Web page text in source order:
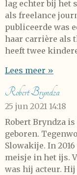
lag echter bij het
als freelance
publiceerde was
haar carrière als
heeft twee
Lees meer »
Robert Bryndza
25 jun 2021 14:18
Robert Bryndza
geboren.
Slowakije. In
meisje in het ijs.
was hij acteur.